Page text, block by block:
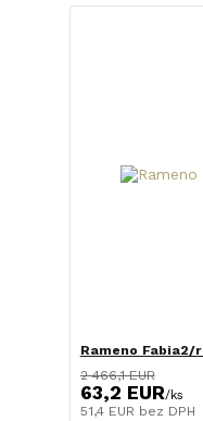
Rameno
2 466,1 EUR
63,2 EUR/ks
51,4 EUR bez DPH